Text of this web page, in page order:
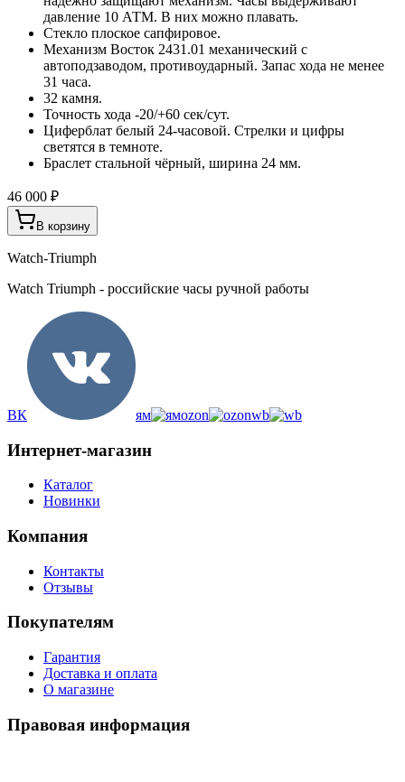
давление 10 АТМ. В них можно плавать.
Стекло плоское сапфировое.
Механизм Восток 2431.01 механический с
автоподзаводом, противоударный. Запас хода не менее
31 часа.
32 камня.
Точность хода -20/+60 сек/сут.
Циферблат белый 24-часовой. Стрелки и цифры
светятся в темноте.
Браслет стальной чёрный, ширина 24 мм.
46 000 ₽
В корзину
Watch-Triumph
Watch Triumph - российские часы ручной работы
ВК ям ozon wb
Интернет-магазин
Каталог
Новинки
Компания
Контакты
Отзывы
Покупателям
Гарантия
Доставка и оплата
О магазине
Правовая информация